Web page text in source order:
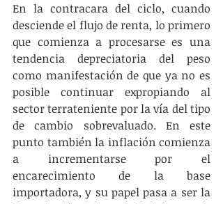
En la contracara del ciclo, cuando
desciende el flujo de renta, lo primero
que comienza a procesarse es una
tendencia depreciatoria del peso
como manifestación de que ya no es
posible continuar expropiando al
sector terrateniente por la vía del tipo
de cambio sobrevaluado. En este
punto también la inflación comienza
a incrementarse por el
encarecimiento de la base
importadora, y su papel pasa a ser la